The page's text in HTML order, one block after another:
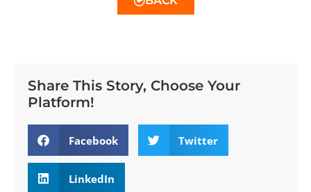
Share This Story, Choose Your
Platform!
Facebook Twitter
LinkedIn